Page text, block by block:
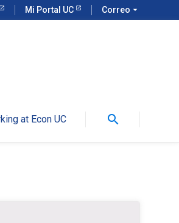
Mi Portal UC Correo arrow_drop_down
at Econ UC search